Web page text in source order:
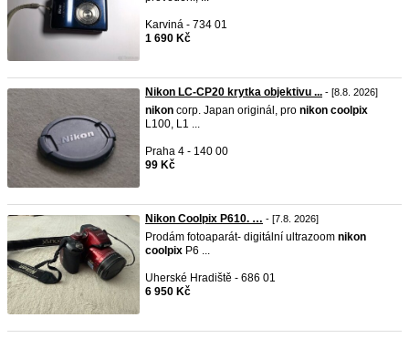
Karviná - 734 01
1 690 Kč
Nikon LC-CP20 krytka objektivu ... - [8.8. 2026]
nikon corp. Japan originál, pro nikon coolpix
L100, L1 ...
Praha 4 - 140 00
99 Kč
Nikon Coolpix P610. … - [7.8. 2026]
Prodám fotoaparát- digitální ultrazoom nikon
coolpix P6 ...
Uherské Hradiště - 686 01
6 950 Kč